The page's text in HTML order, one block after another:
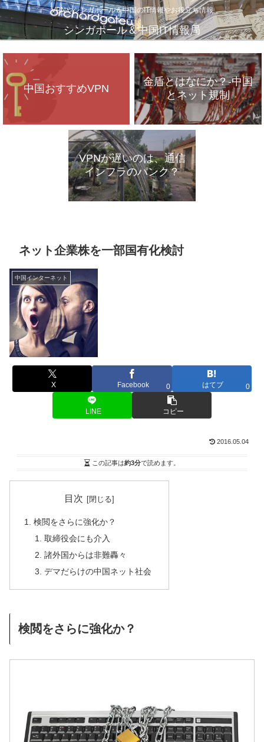
VPNやシンガポール＆中国のIT情報やお役立ち情報
シンガポール＆中国IT情報局
中国おすすめVPN
金盾とはなにか？-中国
とネット規制
VPNが遅いのは、通信
インフラのパンク？
ネット企業株を一部国有化検討
中国インターネット
X Facebook 0 はてブ 0
LINE コピー
2016.05.04
この記事は約3分で読めます。
目次
検閲をさらに強化か？
取締役会にも介入
諸外国からは非難轟々
デマだらけの中国ネット社会
検閲をさらに強化か？